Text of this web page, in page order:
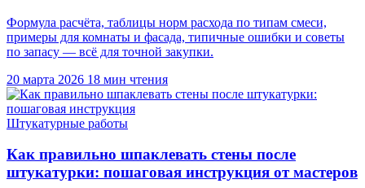
Формула расчёта, таблицы норм расхода по типам смеси,
примеры для комнаты и фасада, типичные ошибки и советы
по запасу — всё для точной закупки.
20 марта 2026 18 мин чтения
Штукатурные работы
Как правильно шпаклевать стены после
штукатурки: пошаговая инструкция от мастеров